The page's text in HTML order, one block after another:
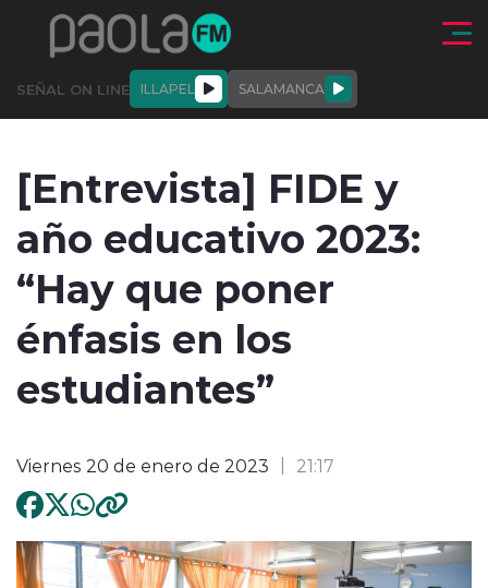
Click acá para ir directamente al contenido
SEÑAL ON LINE ILLAPEL SALAMANCA
ACTUALIDAD
modo claro
[Entrevista] FIDE y
año educativo 2023:
“Hay que poner
énfasis en los
estudiantes”
Viernes 20 de enero de 2023 21:17